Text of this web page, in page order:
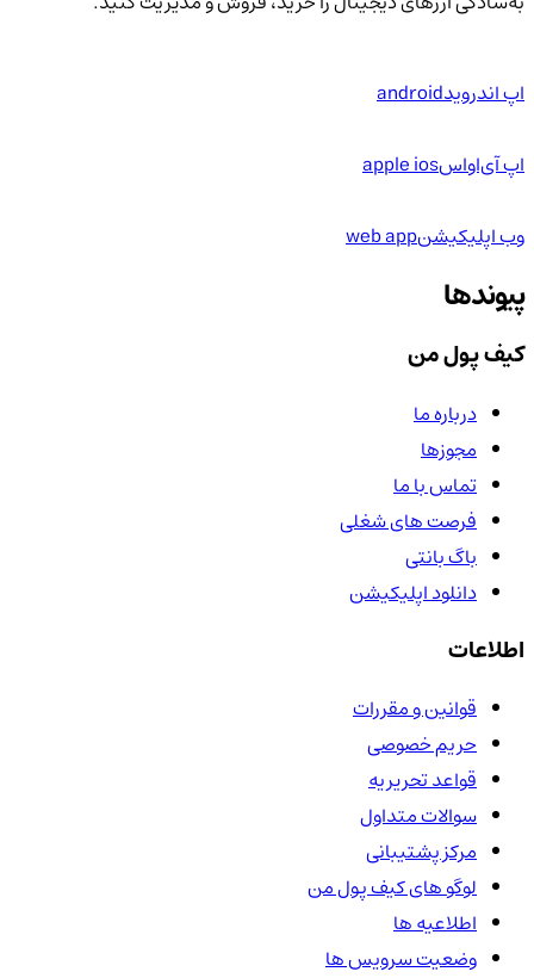
اپ اندرویدandroid
اپ آی‌او‌اسapple ios
وب اپلیکیشنweb app
پیوندها
کیف پول من
درباره ما
مجوزها
تماس با ما
فرصت های شغلی
باگ بانتی
دانلود اپلیکیشن
اطلاعات
قوانین و مقررات
حریم خصوصی
قواعد تحریریه
سوالات متداول
مرکز پشتیبانی
لوگو های کیف پول من
اطلاعیه ها
وضعیت سرویس ها